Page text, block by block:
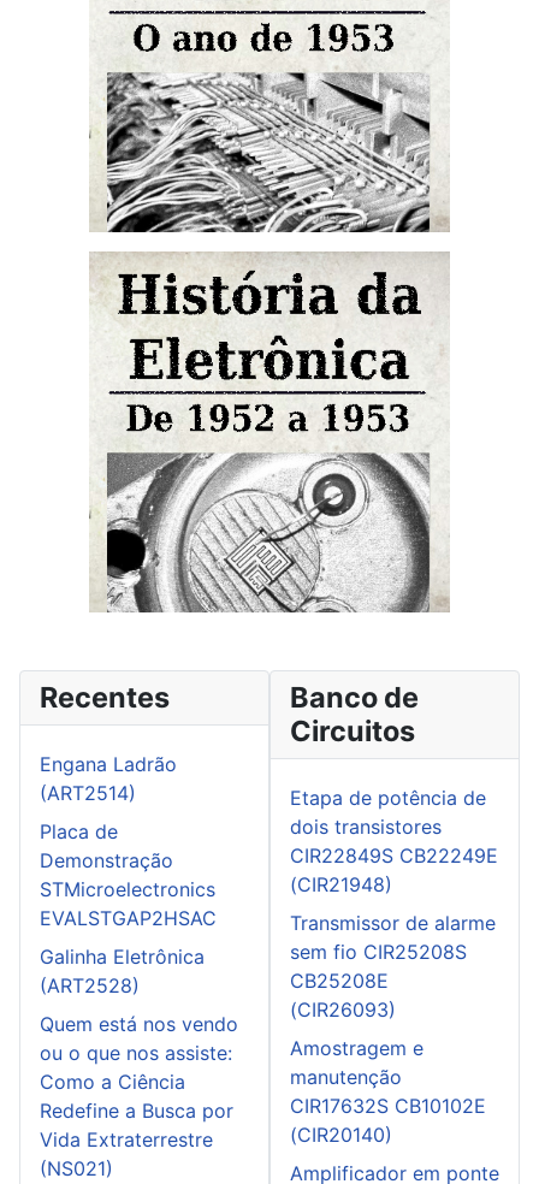
Recentes
Engana Ladrão
(ART2514)
Placa de
Demonstração
STMicroelectronics
EVALSTGAP2HSAC
Galinha Eletrônica
(ART2528)
Quem está nos vendo
ou o que nos assiste:
Como a Ciência
Redefine a Busca por
Vida Extraterrestre
(NS021)
Banco de
Circuitos
Etapa de potência de
dois transistores
CIR22849S CB22249E
(CIR21948)
Transmissor de alarme
sem fio CIR25208S
CB25208E
(CIR26093)
Amostragem e
manutenção
CIR17632S CB10102E
(CIR20140)
Amplificador em ponte